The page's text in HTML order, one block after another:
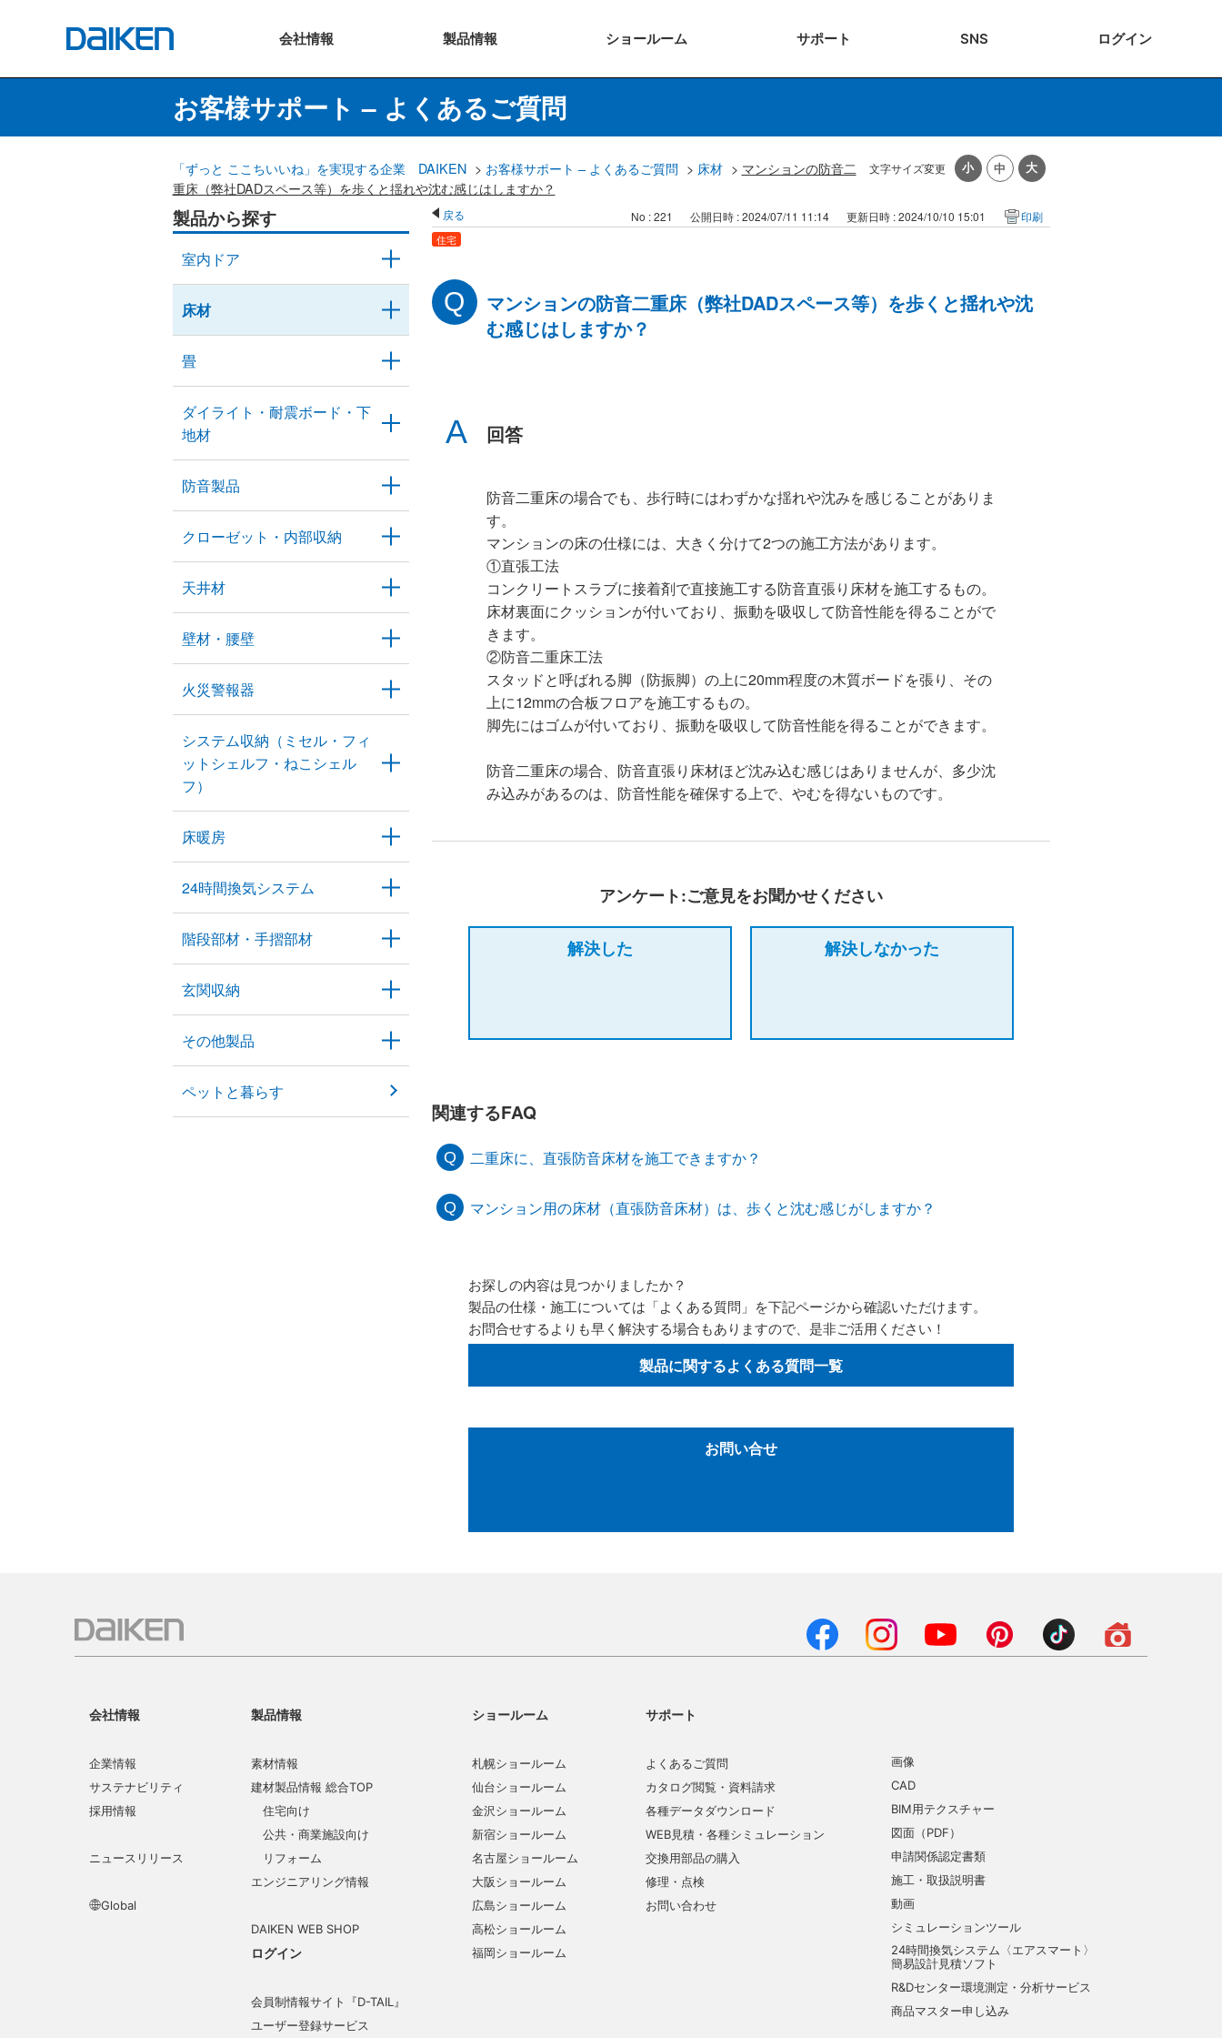
会社情報 製品情報 ショールーム サポート SNS ログイン
お客様サポート – よくあるご質問
文字サイズ変更
「ずっと ここちいいね」を実現する企業 DAIKEN > お客様サポート – よくあるご質問 > 床材 > マンションの防音二
重床（弊社DADスペース等）を歩くと揺れや沈む感じはしますか？
製品から探す
室内ドア
床材
畳
ダイライト・耐震ボード・下
地材
防音製品
クローゼット・内部収納
天井材
壁材・腰壁
火災警報器
システム収納（ミセル・フィ
ットシェルフ・ねこシェル
フ）
床暖房
24時間換気システム
階段部材・手摺部材
玄関収納
その他製品
ペットと暮らす
戻る No : 221 公開日時 : 2024/07/11 11:14 更新日時 : 2024/10/10 15:01 印刷
住宅
マンションの防音二重床（弊社DADスペース等）を歩くと揺れや沈
む感じはしますか？
回答
防音二重床の場合でも、歩行時にはわずかな揺れや沈みを感じることがありま
す。
マンションの床の仕様には、大きく分けて2つの施工方法があります。
①直張工法
コンクリートスラブに接着剤で直接施工する防音直張り床材を施工するもの。
床材裏面にクッションが付いており、振動を吸収して防音性能を得ることがで
きます。
②防音二重床工法
スタッドと呼ばれる脚（防振脚）の上に20mm程度の木質ボードを張り、その
上に12mmの合板フロアを施工するもの。
脚先にはゴムが付いており、振動を吸収して防音性能を得ることができます。
防音二重床の場合、防音直張り床材ほど沈み込む感じはありませんが、多少沈
み込みがあるのは、防音性能を確保する上で、やむを得ないものです。
アンケート:ご意見をお聞かせください
解決した 解決しなかった
関連するFAQ
二重床に、直張防音床材を施工できますか？
マンション用の床材（直張防音床材）は、歩くと沈む感じがしますか？
お探しの内容は見つかりましたか？
製品の仕様・施工については「よくある質問」を下記ページから確認いただけます。
お問合せするよりも早く解決する場合もありますので、是非ご活用ください！
製品に関するよくある質問一覧
お問い合せ
会社情報
企業情報
サステナビリティ
採用情報
ニュースリリース
Global
製品情報
素材情報
建材製品情報 総合TOP
住宅向け
公共・商業施設向け
リフォーム
エンジニアリング情報
DAIKEN WEB SHOP
ログイン
会員制情報サイト『D-TAIL』
ユーザー登録サービス
ショールーム
札幌ショールーム
仙台ショールーム
金沢ショールーム
新宿ショールーム
名古屋ショールーム
大阪ショールーム
広島ショールーム
高松ショールーム
福岡ショールーム
サポート
よくあるご質問
カタログ閲覧・資料請求
各種データダウンロード
WEB見積・各種シミュレーション
交換用部品の購入
修理・点検
お問い合わせ
画像
CAD
BIM用テクスチャー
図面（PDF）
申請関係認定書類
施工・取扱説明書
動画
シミュレーションツール
24時間換気システム〈エアスマート〉
簡易設計見積ソフト
R&Dセンター環境測定・分析サービス
商品マスター申し込み